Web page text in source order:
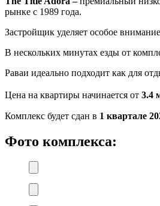
рынке с 1989 года.
Застройщик уделяет особое
В нескольких минутах езды от
Раваи идеально подходит как для
Цена на квартиры начинается от 3.4
Комплекс будет сдан в 1 квартале
Фото комплекса: